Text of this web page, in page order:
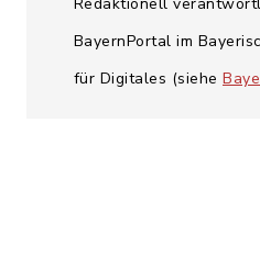
BayernPortal im
für Digitales (siehe